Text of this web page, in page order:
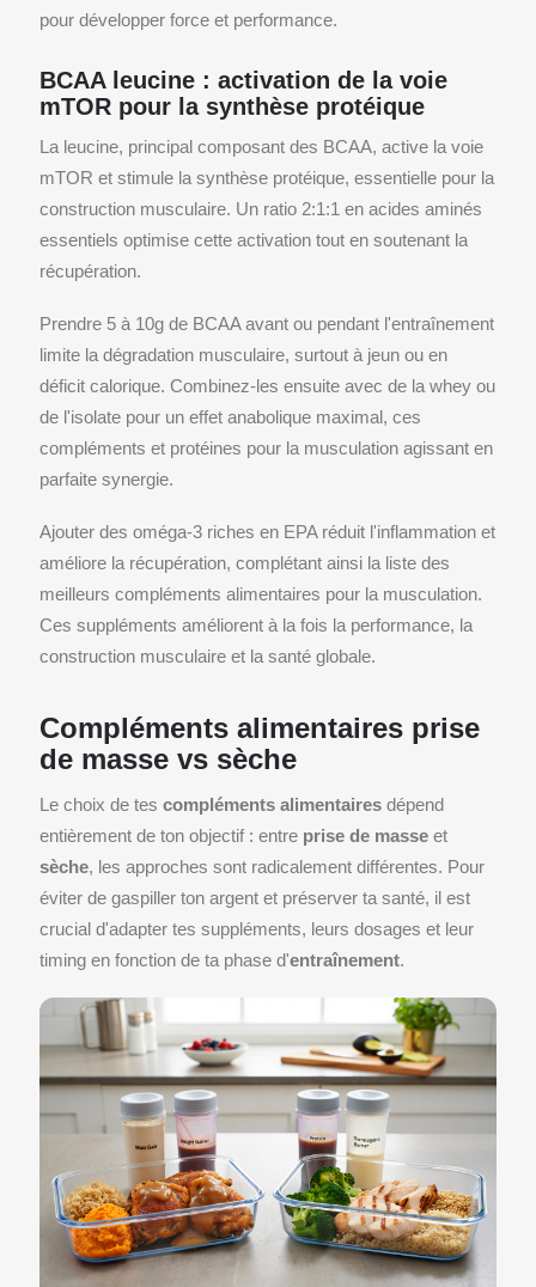
pour développer force et performance.
BCAA leucine : activation de la voie
mTOR pour la synthèse protéique
La leucine, principal composant des BCAA, active la voie
mTOR et stimule la synthèse protéique, essentielle pour la
construction musculaire. Un ratio 2:1:1 en acides aminés
essentiels optimise cette activation tout en soutenant la
récupération.
Prendre 5 à 10g de BCAA avant ou pendant l'entraînement
limite la dégradation musculaire, surtout à jeun ou en
déficit calorique. Combinez-les ensuite avec de la whey ou
de l'isolate pour un effet anabolique maximal, ces
compléments et protéines pour la musculation agissant en
parfaite synergie.
Ajouter des oméga-3 riches en EPA réduit l'inflammation et
améliore la récupération, complétant ainsi la liste des
meilleurs compléments alimentaires pour la musculation.
Ces suppléments améliorent à la fois la performance, la
construction musculaire et la santé globale.
Compléments alimentaires prise
de masse vs sèche
Le choix de tes compléments alimentaires dépend
entièrement de ton objectif : entre prise de masse et
sèche, les approches sont radicalement différentes. Pour
éviter de gaspiller ton argent et préserver ta santé, il est
crucial d'adapter tes suppléments, leurs dosages et leur
timing en fonction de ta phase d'entraînement.